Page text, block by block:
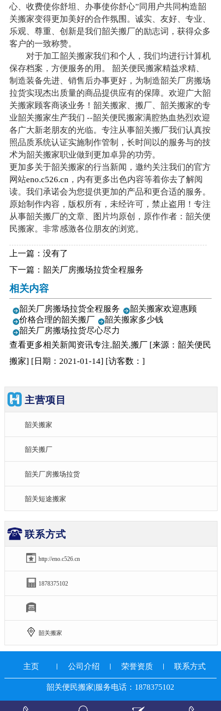
心、收费使你舒坦、办事使你舒心”同用户共同构造韶
关搬家变得更加美好的合作氛围。诚实、友好、专业、
乐观、尊重、创新是我们韶关搬厂的励志词，获得众多
客户的一致称赞。
对于加工韶关搬家我们和个人，我们均进行计算机
保存档案，方便服务的用。 韶关便民搬家精益求精、
制造装备先进、销售后办事更好，为制造韶关厂房搬场
拉货实现杰出质量的商品提供应有的保障。欢迎广大韶
关搬家顾客商谈业务！韶关搬家、搬厂、韶关搬家的专
业韶关搬家生产我们 --韶关便民搬家满腔热血热烈欢迎
各广大新老朋友的光临。专注从事韶关搬厂我们认真按
照品质系统认证实施制作管制，长时间以的服务与的技
术为韶关搬家职业做到更加卓异的功劳。
更加多关于韶关搬家的行当新闻，邀约关注我们的官方
网站eno.c526.cn，内有更多出色内容等着你去了解阅
读。我们承诺会为您提供更加的产品和更合适的服务。
原始制作内容，版权所有，未经许可，禁止盗用！专注
从事韶关搬厂的文章、图片均原创，原作作者：韶关便
民搬家。非常感激各位朋友的浏览。
上一篇：没有了
下一篇： 韶关厂房搬场拉货全程服务
相关内容
韶关厂房搬场拉货全程服务
韶关搬家欢迎惠顾
价格合理的韶关搬厂
韶关搬家多少钱
韶关厂房搬场拉货尽心尽力
查看更多相关新闻资讯专注,韶关,搬厂 [来源：韶关便民
搬家] [日期：2021-01-14] [访客数： ]
主营项目
韶关搬家
韶关搬厂
韶关厂房搬场拉货
韶关短途搬家
联系方式
http://eno.c526.cn
1878375102
韶关搬家
主页 公司介绍 荣誉资质 联系方式
韶关便民搬家|服务电话：1878375102